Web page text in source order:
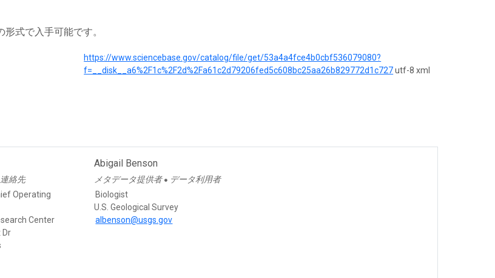
式で入手可能です。
https://www.sciencebase.gov/catalog/file/get/53a4a4fce4b0cbf536079080?
f=__disk__a6%2F1c%2F2d%2Fa61c2d79206fed5c608bc25aa26b829772d1c727utf-8 xml
連絡先
Operating
Center
Dr
Abigail Benson
メタデータ提供者 ● データ利用者
Biologist
U.S. Geological Survey
albenson@usgs.gov